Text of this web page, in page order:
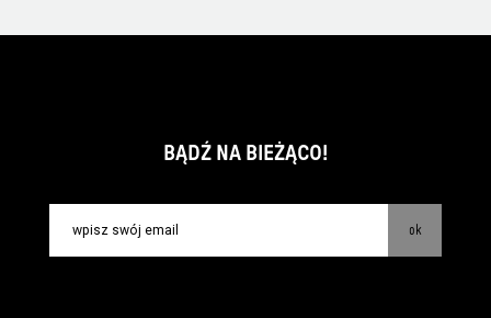
BĄDŹ NA BIEŻĄCO!
ok